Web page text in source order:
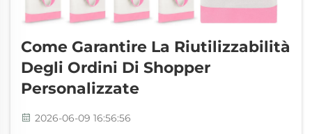
Come Garantire La Riutilizzabilità
Degli Ordini Di Shopper
Personalizzate
2026-06-09 16:56:56